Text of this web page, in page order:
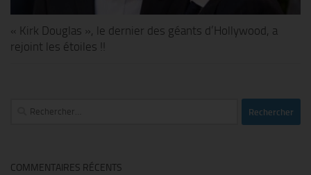
« Kirk Douglas », le dernier des géants d’Hollywood, a
rejoint les étoiles !!
Rechercher :
COMMENTAIRES RÉCENTS